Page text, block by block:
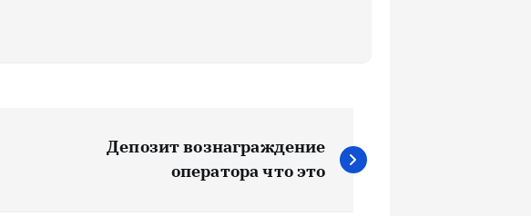
Депозит вознаграждение
оператора что это